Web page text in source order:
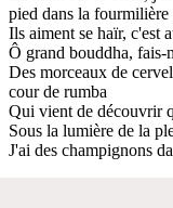
pied dans la fourmilière
Ils aiment se haïr, c'est
Ô grand bouddha, fais-
Des morceaux de
cour de rumba
Qui vient de découvrir
Sous la lumière de la
J'ai des champignons